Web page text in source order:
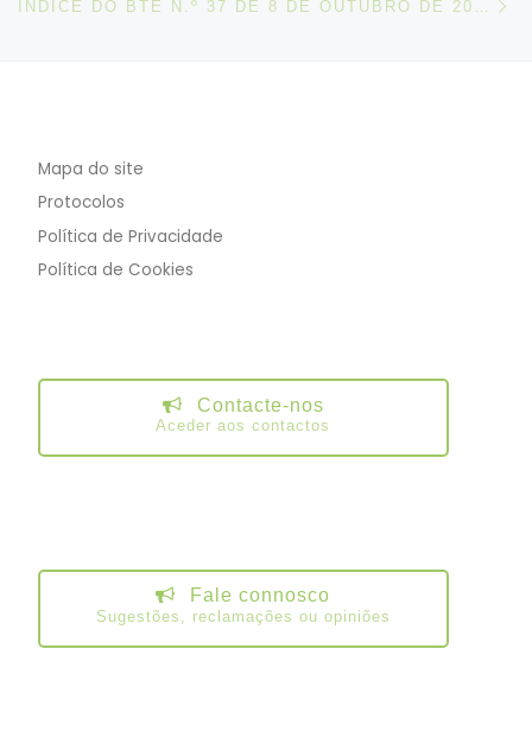
Mapa do site
Protocolos
Política de Privacidade
Política de Cookies
Contacte-nos
Aceder aos contactos
Fale connosco
Sugestões, reclamações ou opiniões